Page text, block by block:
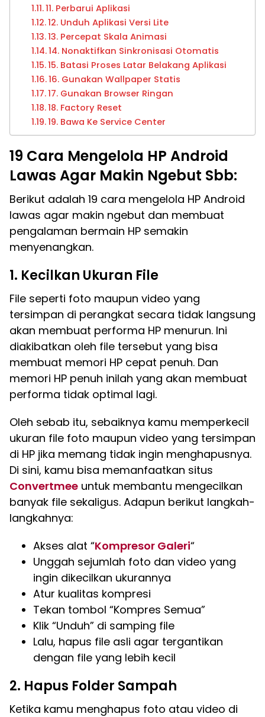
11. Perbarui Aplikasi
12. Unduh Aplikasi Versi Lite
13. Percepat Skala Animasi
14. Nonaktifkan Sinkronisasi Otomatis
15. Batasi Proses Latar Belakang Aplikasi
16. Gunakan Wallpaper Statis
17. Gunakan Browser Ringan
18. Factory Reset
19. Bawa Ke Service Center
19 Cara Mengelola HP Android
Lawas Agar Makin Ngebut Sbb:
Berikut adalah 19 cara mengelola HP Android
lawas agar makin ngebut dan membuat
pengalaman bermain HP semakin
menyenangkan.
1. Kecilkan Ukuran File
File seperti foto maupun video yang
tersimpan di perangkat secara tidak langsung
akan membuat performa HP menurun. Ini
diakibatkan oleh file tersebut yang bisa
membuat memori HP cepat penuh. Dan
memori HP penuh inilah yang akan membuat
performa tidak optimal lagi.
Oleh sebab itu, sebaiknya kamu memperkecil
ukuran file foto maupun video yang tersimpan
di HP jika memang tidak ingin menghapusnya.
Di sini, kamu bisa memanfaatkan situs
Convertmee untuk membantu mengecilkan
banyak file sekaligus. Adapun berikut langkah-
langkahnya:
Akses alat “Kompresor Galeri“
Unggah sejumlah foto dan video yang
ingin dikecilkan ukurannya
Atur kualitas kompresi
Tekan tombol “Kompres Semua”
Klik “Unduh” di samping file
Lalu, hapus file asli agar tergantikan
dengan file yang lebih kecil
2. Hapus Folder Sampah
Ketika kamu menghapus foto atau video di